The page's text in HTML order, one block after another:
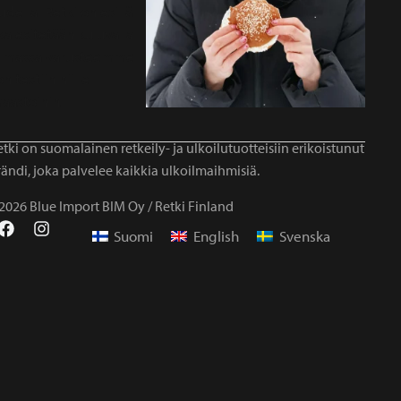
on suomalainen retkeily- ja ulkoilutuotteisiin erikoistunut
joka palvelee kaikkia ulkoilmaihmisiä.
Blue Import BIM Oy / Retki Finland
Suomi English Svenska